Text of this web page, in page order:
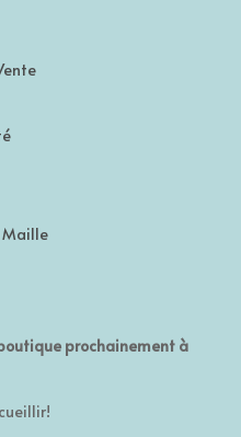
Maille
prochainement à